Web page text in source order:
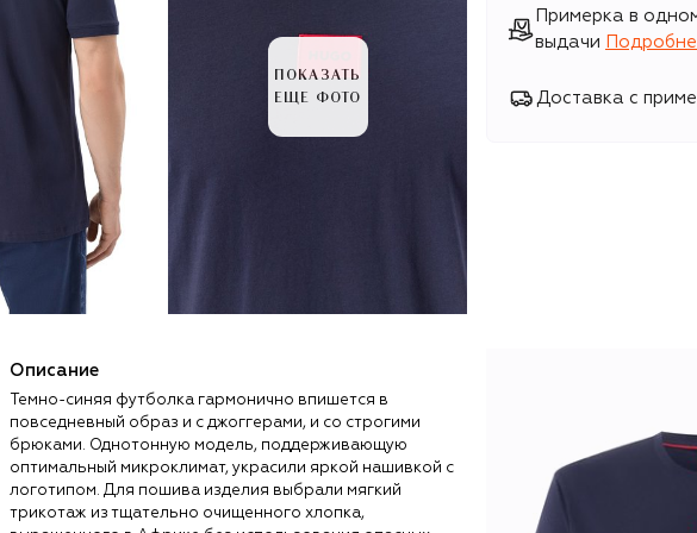
ПОКАЗАТЬ
ЕЩЕ ФОТО
Примерка в
выдачи
Доставка с
Описание
Темно-синяя футболка гармонично впишется в
повседневный образ и с джоггерами, и со строгими
брюками. Однотонную модель, поддерживающую
оптимальный микроклимат, украсили яркой нашивкой с
логотипом. Для пошива изделия выбрали мягкий
трикотаж из тщательно очищенного хлопка,